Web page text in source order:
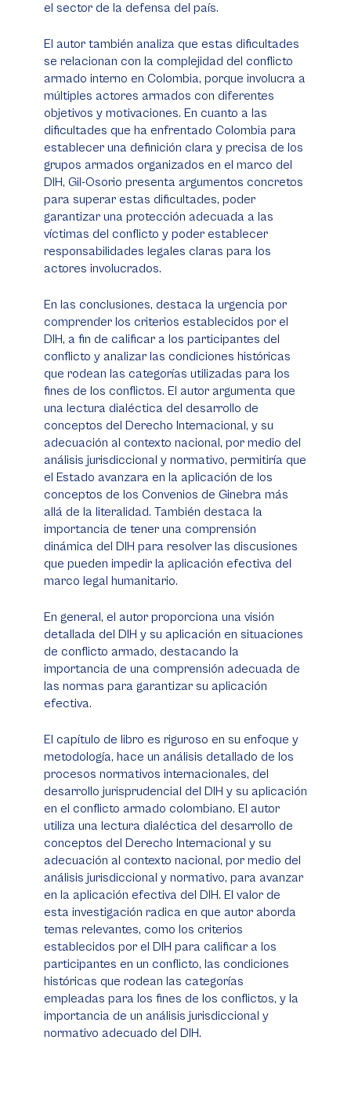
el sector de la defensa del país.
El autor también analiza que estas dificultades
se relacionan con la complejidad del conflicto
armado interno en Colombia, porque involucra a
múltiples actores armados con diferentes
objetivos y motivaciones. En cuanto a las
dificultades que ha enfrentado Colombia para
establecer una definición clara y precisa de los
grupos armados organizados en el marco del
DIH, Gil-Osorio presenta argumentos concretos
para superar estas dificultades, poder
garantizar una protección adecuada a las
víctimas del conflicto y poder establecer
responsabilidades legales claras para los
actores involucrados.
En las conclusiones, destaca la urgencia por
comprender los criterios establecidos por el
DIH, a fin de calificar a los participantes del
conflicto y analizar las condiciones históricas
que rodean las categorías utilizadas para los
fines de los conflictos. El autor argumenta que
una lectura dialéctica del desarrollo de
conceptos del Derecho Internacional, y su
adecuación al contexto nacional, por medio del
análisis jurisdiccional y normativo, permitiría que
el Estado avanzara en la aplicación de los
conceptos de los Convenios de Ginebra más
allá de la literalidad. También destaca la
importancia de tener una comprensión
dinámica del DIH para resolver las discusiones
que pueden impedir la aplicación efectiva del
marco legal humanitario.
En general, el autor proporciona una visión
detallada del DIH y su aplicación en situaciones
de conflicto armado, destacando la
importancia de una comprensión adecuada de
las normas para garantizar su aplicación
efectiva.
El capítulo de libro es riguroso en su enfoque y
metodología, hace un análisis detallado de los
procesos normativos internacionales, del
desarrollo jurisprudencial del DIH y su aplicación
en el conflicto armado colombiano. El autor
utiliza una lectura dialéctica del desarrollo de
conceptos del Derecho Internacional y su
adecuación al contexto nacional, por medio del
análisis jurisdiccional y normativo, para avanzar
en la aplicación efectiva del DIH. El valor de
esta investigación radica en que autor aborda
temas relevantes, como los criterios
establecidos por el DIH para calificar a los
participantes en un conflicto, las condiciones
históricas que rodean las categorías
empleadas para los fines de los conflictos, y la
importancia de un análisis jurisdiccional y
normativo adecuado del DIH.